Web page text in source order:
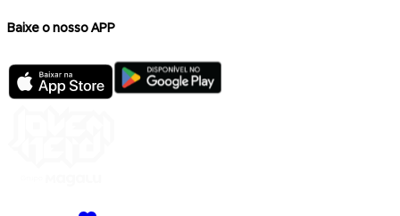
Baixe o nosso APP